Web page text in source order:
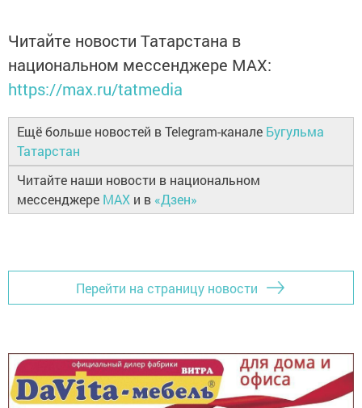
Читайте новости Татарстана в
национальном мессенджере MАХ:
https://max.ru/tatmedia
Ещё больше новостей в Telegram-канале Бугульма
Татарстан
Читайте наши новости в национальном
мессенджере MAX и в «Дзен»
Перейти на страницу новости